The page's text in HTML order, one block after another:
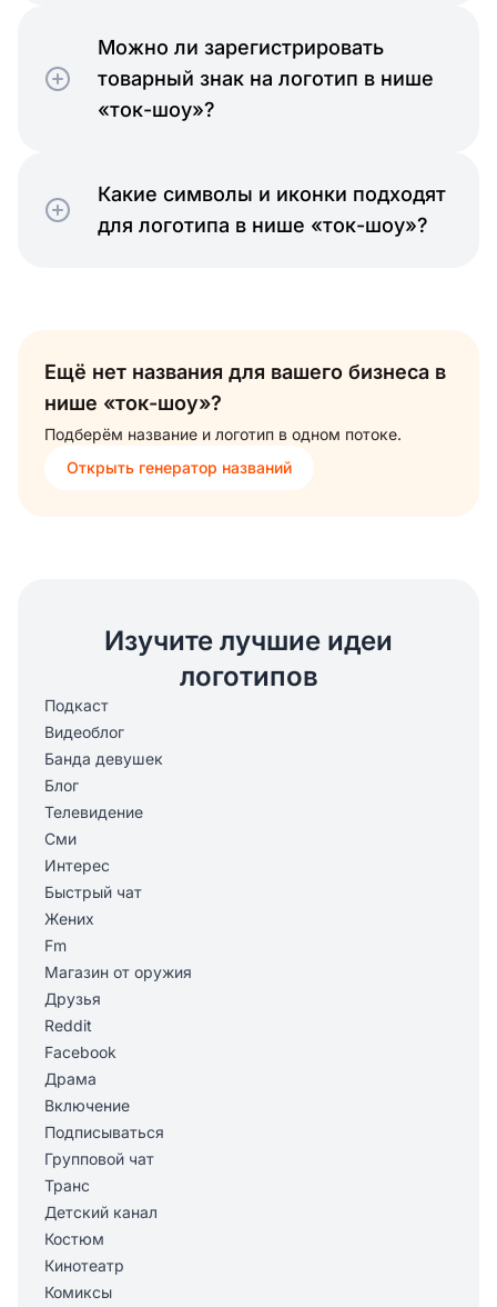
Можно ли зарегистрировать
товарный знак на логотип в нише
«ток-шоу»?
Какие символы и иконки подходят
для логотипа в нише «ток-шоу»?
Ещё нет названия для вашего бизнеса в
нише «ток-шоу»?
Подберём название и логотип в одном потоке.
Открыть генератор названий
Изучите лучшие идеи
логотипов
Подкаст
Видеоблог
Банда девушек
Блог
Телевидение
Сми
Интерес
Быстрый чат
Жених
Fm
Магазин от оружия
Друзья
Reddit
Facebook
Драма
Включение
Подписываться
Групповой чат
Транс
Детский канал
Костюм
Кинотеатр
Комиксы